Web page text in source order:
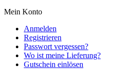
Mein Konto
Anmelden
Registrieren
Passwort vergessen?
Wo ist meine Lieferung?
Gutschein einlösen